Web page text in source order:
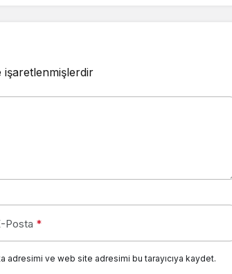
işaretlenmişlerdir
Posta *
adresimi ve web site adresimi bu tarayıcıya kaydet.